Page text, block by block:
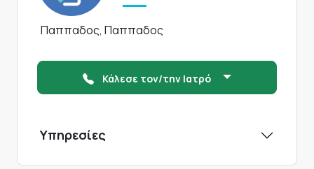
Παππαδος, Παππαδος
Κάλεσε τον/την Ιατρό
Υπηρεσίες